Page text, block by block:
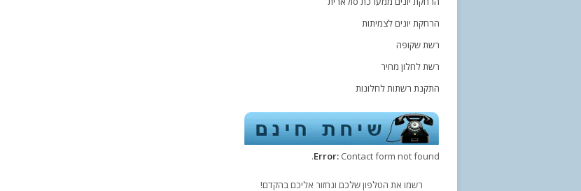
הרחקת יונים לצמיתות
רשת שקופה
רשת לחלון מחיר
התקנת רשתות לחלונות
Error: Contact form not found.
רשמו את הטלפון שלכם ונחזור אליכם בהקדם!